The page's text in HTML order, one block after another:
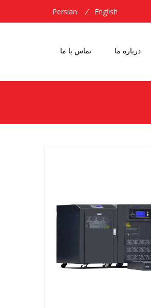
English
Persian
درباره ما تماس با ما